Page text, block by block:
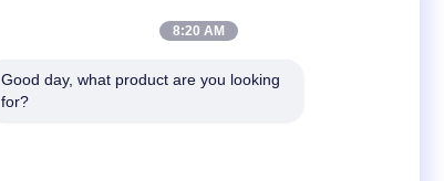
8:20 AM
Good day, what product are you looking
for?